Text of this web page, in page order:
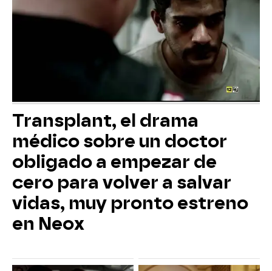
Transplant, el drama
médico sobre un doctor
obligado a empezar de
cero para volver a salvar
vidas, muy pronto estreno
en Neox